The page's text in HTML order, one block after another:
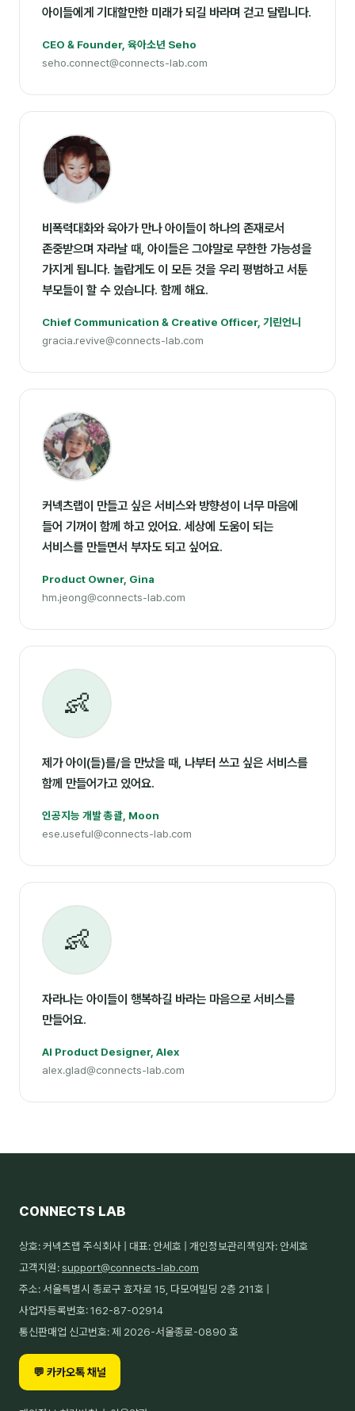
아이들에게 기대할만한 미래가 되길 바라며 걷고 달립니다.
CEO & Founder, 육아소년 Seho
seho.connect@connects-lab.com
비폭력대화와 육아가 만나 아이들이 하나의 존재로서
존중받으며 자라날 때, 아이들은 그야말로 무한한 가능성을
가지게 됩니다. 놀랍게도 이 모든 것을 우리 평범하고 서툰
부모들이 할 수 있습니다. 함께 해요.
Chief Communication & Creative Officer, 기린언니
gracia.revive@connects-lab.com
커넥츠랩이 만들고 싶은 서비스와 방향성이 너무 마음에
들어 기꺼이 함께 하고 있어요. 세상에 도움이 되는
서비스를 만들면서 부자도 되고 싶어요.
Product Owner, Gina
hm.jeong@connects-lab.com
👶
제가 아이(들)를/을 만났을 때, 나부터 쓰고 싶은 서비스를
함께 만들어가고 있어요.
인공지능 개발 총괄, Moon
ese.useful@connects-lab.com
👶
자라나는 아이들이 행복하길 바라는 마음으로 서비스를
만들어요.
AI Product Designer, Alex
alex.glad@connects-lab.com
CONNECTS LAB
상호: 커넥츠랩 주식회사 | 대표: 안세호 | 개인정보관리책임자: 안세호
고객지원:support@connects-lab.com
주소: 서울특별시 종로구 효자로 15, 다모여빌딩 2층 211호 |
사업자등록번호: 162-87-02914
통신판매업 신고번호: 제 2026-서울종로-0890 호
💬 카카오톡 채널